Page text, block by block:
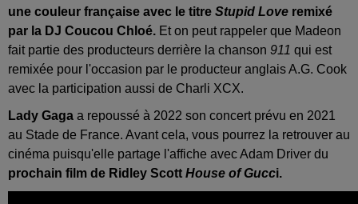
une couleur française avec le titre Stupid Love remixé
par la DJ Coucou Chloé. Et on peut rappeler que Madeon
fait partie des producteurs derrière la chanson 911 qui est
remixée pour l'occasion par le producteur anglais A.G. Cook
avec la participation aussi de Charli XCX.
Lady Gaga a repoussé à 2022 son concert prévu en 2021
au Stade de France. Avant cela, vous pourrez la retrouver au
cinéma puisqu'elle partage l'affiche avec Adam Driver du
prochain film de Ridley Scott House of Gucci.